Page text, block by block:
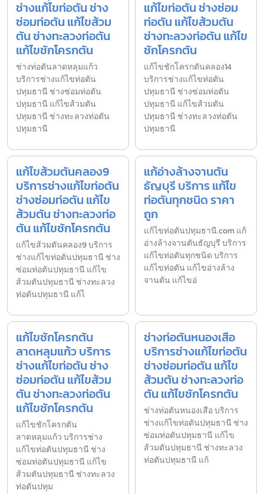
ช่างแก้ไขท่อตัน ช่าง
ซ่อมท่อตัน แก้ไขส้วม
ตัน ช่างทะลวงท่อตัน
แก้ไขชักโครกตัน
ช่างท่อตันลาดหลุมแก้ว
บริการช่างแก้ไขท่อตัน
ปทุมธานี ช่างซ่อมท่อตัน
ปทุมธานี แก้ไขส้วมตัน
ปทุมธานี ช่างทะลวงท่อตัน
ปทุมธานี
แก้ไขท่อตัน ช่างซ่อม
ท่อตัน แก้ไขส้วมตัน
ช่างทะลวงท่อตัน แก้ไข
ชักโครกตัน
แก้ไขชักโครกตันคลอง14
บริการช่างแก้ไขท่อตัน
ปทุมธานี ช่างซ่อมท่อตัน
ปทุมธานี แก้ไขส้วมตัน
ปทุมธานี ช่างทะลวงท่อตัน
ปทุมธานี
แก้ไขส้วมตันคลอง9
บริการช่างแก้ไขท่อตัน
ช่างซ่อมท่อตัน แก้ไข
ส้วมตัน ช่างทะลวงท่อ
ตัน แก้ไขชักโครกตัน
แก้ไขส้วมตันคลอง9 บริการ
ช่างแก้ไขท่อตันปทุมธานี ช่าง
ซ่อมท่อตันปทุมธานี แก้ไข
ส้วมตันปทุมธานี ช่างทะลวง
ท่อตันปทุมธานี แก้ไ
แก้อ่างล้างจานตัน
ธัญบุรี บริการ แก้ไข
ท่อตันทุกชนิด ราคา
ถูก
แก้ไขท่อตันปทุมธานี.com แก้
อ่างล้างจานตันธัญบุรี บริการ
แก้ไขท่อตันทุกชนิด บริการ
แก้ไขท่อตัน แก้ไขอ่างล้าง
จานตัน แก้ไขอ่
แก้ไขชักโครกตัน
ลาดหลุมแก้ว บริการ
ช่างแก้ไขท่อตัน ช่าง
ซ่อมท่อตัน แก้ไขส้วม
ตัน ช่างทะลวงท่อตัน
แก้ไขชักโครกตัน
แก้ไขชักโครกตัน
ลาดหลุมแก้ว บริการช่าง
แก้ไขท่อตันปทุมธานี ช่าง
ซ่อมท่อตันปทุมธานี แก้ไข
ส้วมตันปทุมธานี ช่างทะลวง
ท่อตันปทุม
ช่างท่อตันหนองเสือ
บริการช่างแก้ไขท่อตัน
ช่างซ่อมท่อตัน แก้ไข
ส้วมตัน ช่างทะลวงท่อ
ตัน แก้ไขชักโครกตัน
ช่างท่อตันหนองเสือ บริการ
ช่างแก้ไขท่อตันปทุมธานี ช่าง
ซ่อมท่อตันปทุมธานี แก้ไข
ส้วมตันปทุมธานี ช่างทะลวง
ท่อตันปทุมธานี แก้